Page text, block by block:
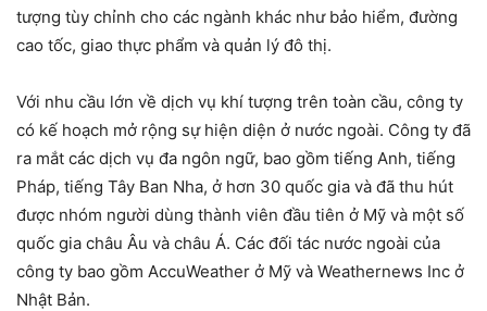
tượng tùy chỉnh cho các ngành khác như bảo hiểm, đường
cao tốc, giao thực phẩm và quản lý đô thị.
Với nhu cầu lớn về dịch vụ khí tượng trên toàn cầu, công ty
có kế hoạch mở rộng sự hiện diện ở nước ngoài. Công ty đã
ra mắt các dịch vụ đa ngôn ngữ, bao gồm tiếng Anh, tiếng
Pháp, tiếng Tây Ban Nha, ở hơn 30 quốc gia và đã thu hút
được nhóm người dùng thành viên đầu tiên ở Mỹ và một số
quốc gia châu Âu và châu Á. Các đối tác nước ngoài của
công ty bao gồm AccuWeather ở Mỹ và Weathernews Inc ở
Nhật Bản.